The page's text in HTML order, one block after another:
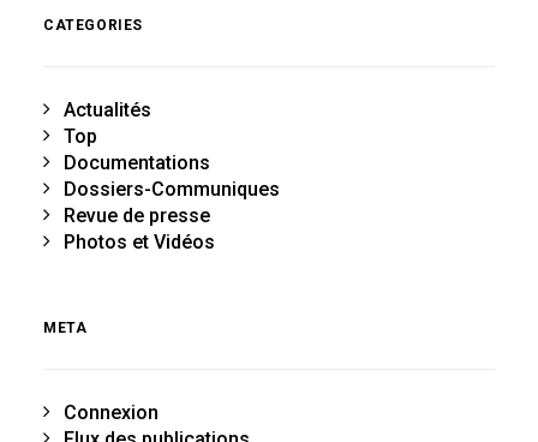
CATEGORIES
Actualités
Top
Documentations
Dossiers-Communiques
Revue de presse
Photos et Vidéos
META
Connexion